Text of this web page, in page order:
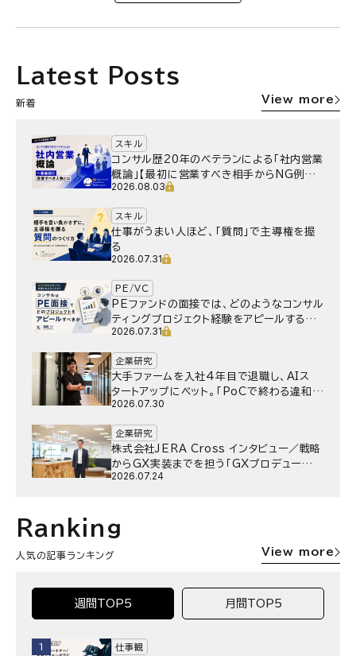
Latest Posts
新着 View more
スキル
コンサル歴20年のベテランによる「社内営業
概論」【最初に営業すべき相手からNG例ま
で】
2026.08.03
スキル
仕事がうまい人ほど、「質問」で主導権を握
る
2026.07.31
PE/VC
PEファンドの面接では、どのようなコンサル
ティングプロジェクト経験をアピールするべ
きか
2026.07.31
企業研究
大手ファームを入社4年目で退職し、AIス
タートアップにベット。｢PoCで終わる違和
感｣はどうなったのか／Gen-AX株式会社
2026.07.30
企業研究
株式会社JERA Cross インタビュー／戦略
からGX実装までを担う「GXプロデュー
サー」というキャリア
2026.07.24
Ranking
人気の記事ランキング View more
週間TOP5 月間TOP5
1 仕事観